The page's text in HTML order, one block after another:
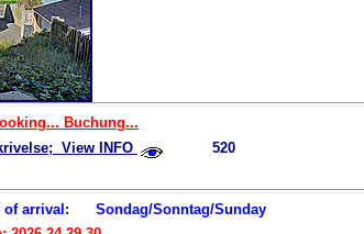
Buchung...
View INFO 520
of arrival: Sondag/Sonntag/Sunday